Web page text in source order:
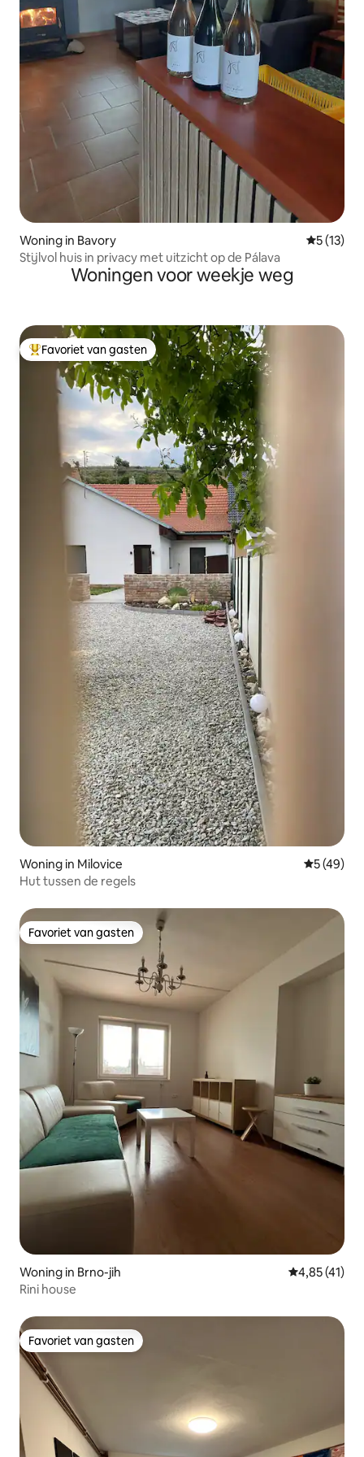
Woning in Bavory
5 (13)
Stijlvol huis in privacy met uitzicht op de Pálava
Woningen voor weekje weg
Topfavoriet van gasten
Favoriet van gasten
Woning in Milovice
5 (49)
Hut tussen de regels
Favoriet van gasten
Favoriet van gasten
Woning in Brno-jih Gemiddelde
4,85 (41)
Rini house
Favoriet van gasten
Favoriet van gasten